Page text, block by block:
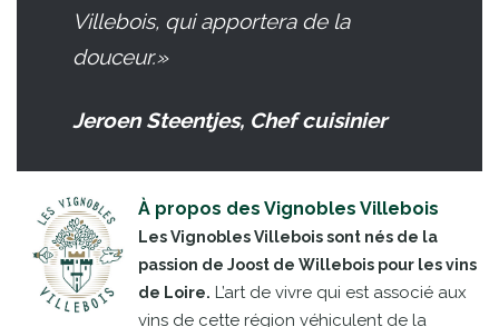
Villebois, qui apportera de la
douceur.»
Jeroen Steentjes, Chef cuisinier
À propos des Vignobles Villebois
Les Vignobles Villebois sont nés de la
passion de Joost de Willebois pour les vins
de Loire. L’art de vivre qui est associé aux
vins de cette région véhiculent de la